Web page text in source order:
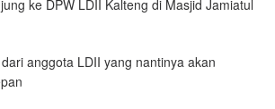
ke DPW LDII Kalteng di Masjid Jamiatul
anggota LDII yang nantinya akan